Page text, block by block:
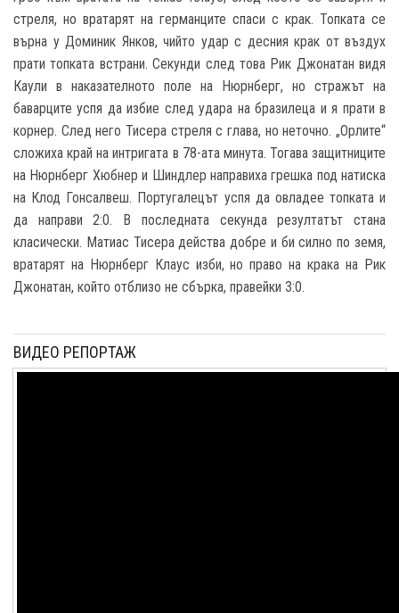
стреля, но вратарят на германците спаси с крак. Топката се
върна у Доминик Янков, чийто удар с десния крак от въздух
прати топката встрани. Секунди след това Рик Джонатан видя
Каули в наказателното поле на Нюрнберг, но стражът на
баварците успя да избие след удара на бразилеца и я прати в
корнер. След него Тисера стреля с глава, но неточно. „Орлите“
сложиха край на интригата в 78-ата минута. Тогава защитниците
на Нюрнберг Хюбнер и Шиндлер направиха грешка под натиска
на Клод Гонсалвеш. Португалецът успя да овладее топката и
да направи 2:0. В последната секунда резултатът стана
класически. Матиас Тисера действа добре и би силно по земя,
вратарят на Нюрнберг Клаус изби, но право на крака на Рик
Джонатан, който отблизо не сбърка, правейки 3:0.
ВИДЕО РЕПОРТАЖ